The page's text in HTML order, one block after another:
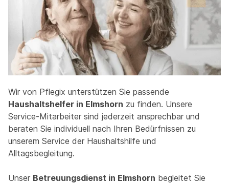
Wir von Pflegix unterstützen Sie passende
Haushaltshelfer in Elmshorn zu finden. Unsere
Service-Mitarbeiter sind jederzeit ansprechbar und
beraten Sie individuell nach Ihren Bedürfnissen zu
unserem Service der Haushaltshilfe und
Alltagsbegleitung.
Unser Betreuungsdienst in Elmshorn begleitet Sie